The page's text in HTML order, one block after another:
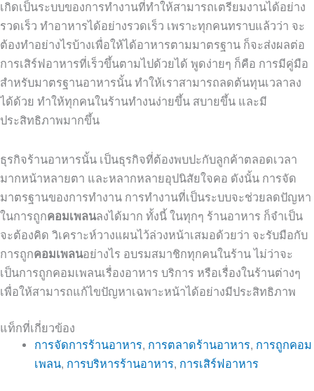
เกิดเป็นระบบของการทำงานที่ทำให้สามารถเตรียมงานได้อย่าง
รวดเร็ว ทำอาหารได้อย่างรวดเร็ว เพราะทุกคนทราบแล้วว่า จะ
ต้องทำอย่างไรบ้างเพื่อให้ได้อาหารตามมาตรฐาน ก็จะส่งผลต่อ
การเสิร์ฟอาหารที่เร็วขึ้นตามไปด้วยได้ พูดง่ายๆ ก็คือ การมีคู่มือ
สำหรับมาตรฐานอาหารนั้น ทำให้เราสามารถลดต้นทุนเวลาลง
ได้ด้วย ทำให้ทุกคนในร้านทำงนง่ายขึ้น สบายขึ้น และมี
ประสิทธิภาพมากขึ้น
ธุรกิจร้านอาหารนั้น เป็นธุรกิจที่ต้องพบปะกับลูกค้าตลอดเวลา
มากหน้าหลายตา และหลากหลายอุปนิสัยใจคอ ดังนั้น การจัด
มาตรฐานของการทำงาน การทำงานที่เป็นระบบจะช่วยลดปัญหา
ในการถูกคอมเพลนลงได้มาก ทั้งนี้ ในทุกๆ ร้านอาหาร ก็จำเป็น
จะต้องคิด วิเคราะห์วางแผนไว้ล่วงหน้าเสมอด้วยว่า จะรับมือกับ
การถูกคอมเพลนอย่างไร อบรมสมาชิกทุกคนในร้าน ไม่ว่าจะ
เป็นการถูกคอมเพลนเรื่องอาหาร บริการ หรือเรื่องในร้านต่างๆ
เพื่อให้สามารถแก้ไขปัญหาเฉพาะหน้าได้อย่างมีประสิทธิภาพ
แท็กที่เกี่ยวข้อง
การจัดการร้านอาหาร, การตลาดร้านอาหาร, การถูกคอม
เพลน, การบริหารร้านอาหาร, การเสิร์ฟอาหาร